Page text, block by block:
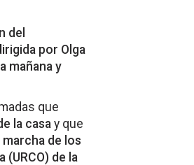
del
por Olga
mañana y
que
la casa y que
de los
(URCO) de la